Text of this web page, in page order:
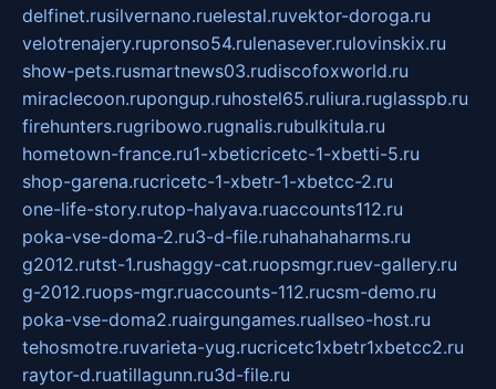
delfinet.rusilvernano.ruelestal.ruvektor-doroga.ru
velotrenajery.rupronso54.rulenasever.rulovinskix.ru
show-pets.rusmartnews03.rudiscofoxworld.ru
miraclecoon.rupongup.ruhostel65.ruliura.ruglasspb.ru
firehunters.rugribowo.rugnalis.rubulkitula.ru
hometown-france.ru1-xbeticricetc-1-xbetti-5.ru
shop-garena.rucricetc-1-xbetr-1-xbetcc-2.ru
one-life-story.rutop-halyava.ruaccounts112.ru
poka-vse-doma-2.ru3-d-file.ruhahahaharms.ru
g2012.rutst-1.rushaggy-cat.ruopsmgr.ruev-gallery.ru
g-2012.ruops-mgr.ruaccounts-112.rucsm-demo.ru
poka-vse-doma2.ruairgungames.ruallseo-host.ru
tehosmotre.ruvarieta-yug.rucricetc1xbetr1xbetcc2.ru
raytor-d.ruatillagunn.ru3d-file.ru